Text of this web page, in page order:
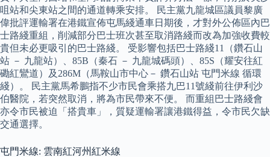
咀站和尖東站之間的通道轉乘安排。 民主黨九龍城區議員黎廣
偉批評運輸署在港鐵宣佈屯馬綫通車日期後，才對外公佈區內巴
士路綫重組，削減部分巴士班次甚至取消路綫而改為加強收費較
貴但未必更吸引的巴士路綫。 受影響包括巴士路綫11（鑽石山
站 － 九龍站）、85B（秦石 － 九龍城碼頭）、85S（耀安往紅
磡紅鸞道）及286M（馬鞍山市中心－ 鑽石山站 屯門米線 循環
綫）。 民主黨馬希鵬指不少市民會乘搭九巴11號綫前往伊利沙
伯醫院，若突然取消，將為市民帶來不便。 而重組巴士路綫會
亦令市民被迫「搭貴車」，質疑運輸署讓港鐵得益，令市民欠缺
交通選擇。
屯門米線: 雲南紅河州紅米線